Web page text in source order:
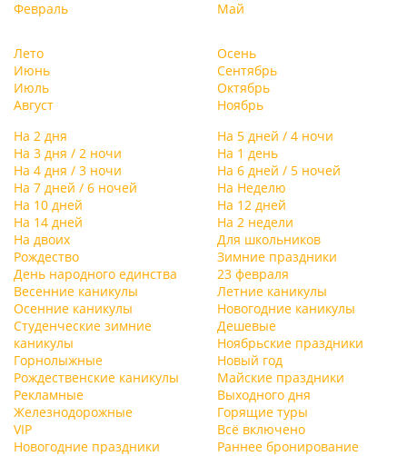
Февраль Май
Лето
Июнь
Июль
Август
Осень
Сентябрь
Октябрь
Ноябрь
На 2 дня
На 5 дней / 4 ночи
На 3 дня / 2 ночи
На 1 день
На 4 дня / 3 ночи
На 6 дней / 5 ночей
На 7 дней / 6 ночей
На Неделю
На 10 дней
На 12 дней
На 14 дней
На 2 недели
На двоих
Для школьников
Рождество
Зимние праздники
День народного единства
23 февраля
Весенние каникулы
Летние каникулы
Осенние каникулы
Новогодние каникулы
Студенческие зимние
каникулы
Дешевые
Ноябрьские праздники
Горнолыжные
Новый год
Рождественские каникулы
Майские праздники
Рекламные
Выходного дня
Железнодорожные
Горящие туры
VIP
Всё включено
Новогодние праздники
Раннее бронирование